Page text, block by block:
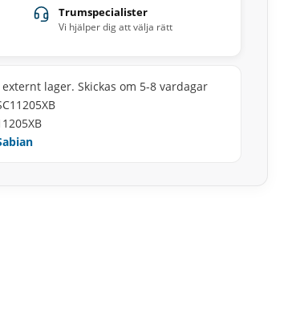
Trumspecialister
Vi hjälper dig att välja rätt
externt lager. Skickas om 5-8 vardagar